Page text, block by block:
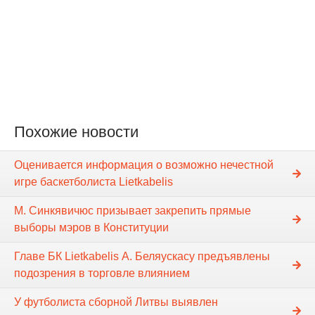
Похожие новости
Оценивается информация о возможно нечестной
игре баскетболиста Lietkabelis
М. Синкявичюс призывает закрепить прямые
выборы мэров в Конституции
Главе БК Lietkabelis А. Беляускасу предъявлены
подозрения в торговле влиянием
У футболиста сборной Литвы выявлен